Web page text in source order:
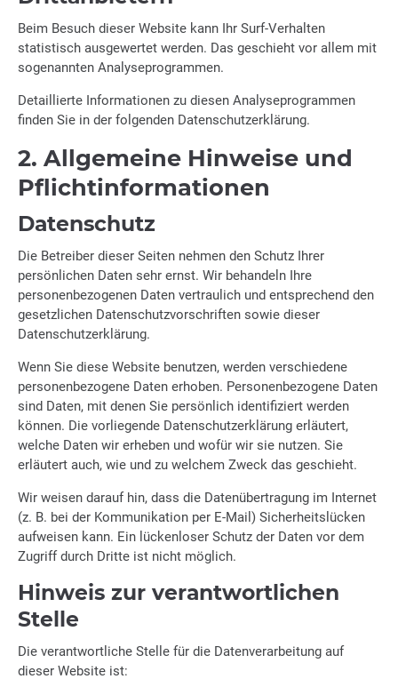
Beim Besuch dieser Website kann Ihr Surf-Verhalten
statistisch ausgewertet werden. Das geschieht vor allem mit
sogenannten Analyseprogrammen.
Detaillierte Informationen zu diesen Analyseprogrammen
finden Sie in der folgenden Datenschutzerklärung.
2. Allgemeine Hinweise und
Pflicht­informationen
Datenschutz
Die Betreiber dieser Seiten nehmen den Schutz Ihrer
persönlichen Daten sehr ernst. Wir behandeln Ihre
personenbezogenen Daten vertraulich und entsprechend den
gesetzlichen Datenschutzvorschriften sowie dieser
Datenschutzerklärung.
Wenn Sie diese Website benutzen, werden verschiedene
personenbezogene Daten erhoben. Personenbezogene Daten
sind Daten, mit denen Sie persönlich identifiziert werden
können. Die vorliegende Datenschutzerklärung erläutert,
welche Daten wir erheben und wofür wir sie nutzen. Sie
erläutert auch, wie und zu welchem Zweck das geschieht.
Wir weisen darauf hin, dass die Datenübertragung im Internet
(z. B. bei der Kommunikation per E-Mail) Sicherheitslücken
aufweisen kann. Ein lückenloser Schutz der Daten vor dem
Zugriff durch Dritte ist nicht möglich.
Hinweis zur verantwortlichen
Stelle
Die verantwortliche Stelle für die Datenverarbeitung auf
dieser Website ist: